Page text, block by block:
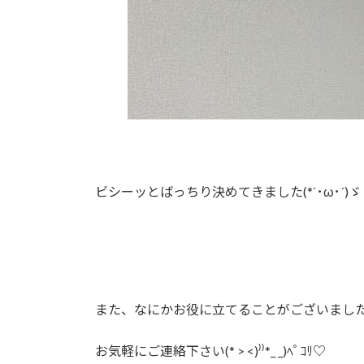
ビシーッとばっちり決めてきました(*`･ω･´)ゞ
また、なにかお役に立てることがございまし
お気軽にご連絡下さい(* > <)⁾⁾*_ _)ﾍﾟｺﾘ♡